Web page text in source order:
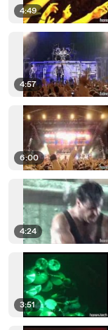
4:49
4:57
6:00
4:24
3:51